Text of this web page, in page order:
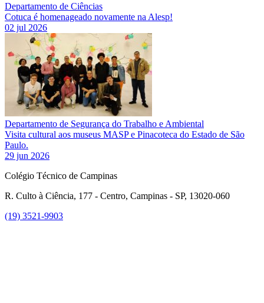
Departamento de Ciências
Cotuca é homenageado novamente na Alesp!
02 jul 2026
Departamento de Segurança do Trabalho e Ambiental
Visita cultural aos museus MASP e Pinacoteca do Estado de São
Paulo.
29 jun 2026
Colégio Técnico de Campinas
R. Culto à Ciência, 177 - Centro, Campinas - SP, 13020-060
(19) 3521-9903